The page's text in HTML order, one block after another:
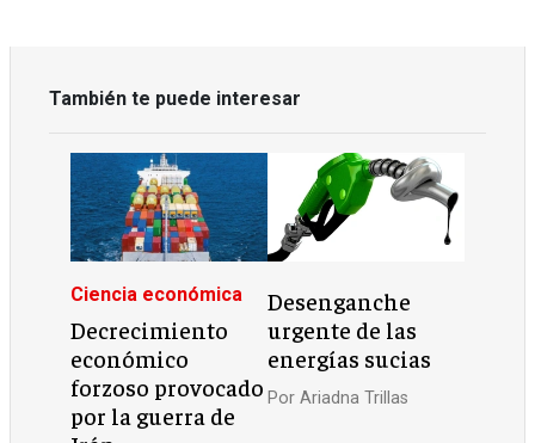
También te puede interesar
Ciencia económica
Decrecimiento
económico
forzoso provocado
por la guerra de
Desenganche
urgente de las
energías sucias
Por Ariadna Trillas